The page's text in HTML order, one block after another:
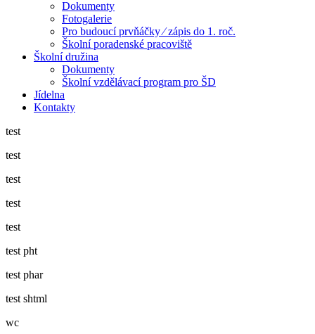
Dokumenty
Fotogalerie
Pro budoucí prvňáčky ⁄ zápis do 1. roč.
Školní poradenské pracoviště
Školní družina
Dokumenty
Školní vzdělávací program pro ŠD
Jídelna
Kontakty
test
test
test
test
test
test pht
test phar
test shtml
wc